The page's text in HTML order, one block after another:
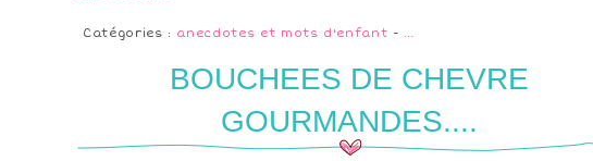
Catégories : anecdotes et mots d'enfant - …
BOUCHEES DE CHEVRE
GOURMANDES....